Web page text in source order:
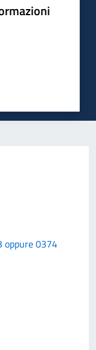
oppure 0374